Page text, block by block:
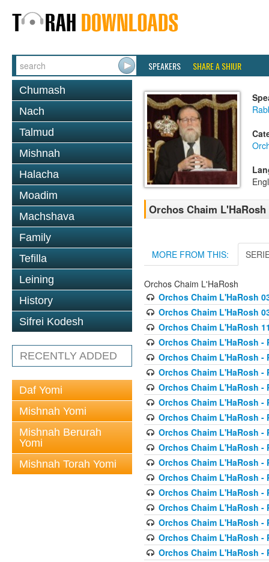
SPEAKERS SHARE A SHIUR
Chumash
Nach
Talmud
Mishnah
Halacha
Moadim
Machshava
Family
Tefilla
Leining
History
Sifrei Kodesh
RECENTLY ADDED
Daf Yomi
Mishnah Yomi
Mishnah Berurah
Yomi
Mishnah Torah Yomi
Orchos Chaim L'HaRosh
MORE FROM THIS:
Orchos Chaim L'HaRosh
Orchos Chaim L'HaRosh
Orchos Chaim L'HaRosh
Orchos Chaim L'HaRosh
Orchos Chaim L'HaRosh -
Orchos Chaim L'HaRosh -
Orchos Chaim L'HaRosh -
Orchos Chaim L'HaRosh -
Orchos Chaim L'HaRosh -
Orchos Chaim L'HaRosh -
Orchos Chaim L'HaRosh -
Orchos Chaim L'HaRosh -
Orchos Chaim L'HaRosh -
Orchos Chaim L'HaRosh -
Orchos Chaim L'HaRosh -
Orchos Chaim L'HaRosh -
Orchos Chaim L'HaRosh -
Orchos Chaim L'HaRosh -
Orchos Chaim L'HaRosh -